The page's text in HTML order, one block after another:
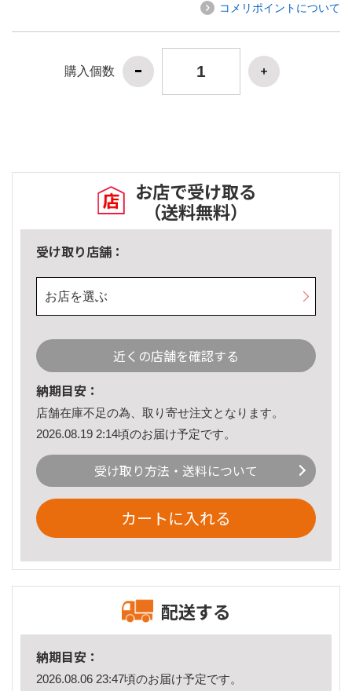
コメリポイントについて
購入個数
お店で受け取る
（送料無料）
受け取り店舗：
お店を選ぶ
近くの店舗を確認する
納期目安：
店舗在庫不足の為、取り寄せ注文となります。
2026.08.19 2:14頃のお届け予定です。
受け取り方法・送料について
カートに入れる
配送する
納期目安：
2026.08.06 23:47頃のお届け予定です。